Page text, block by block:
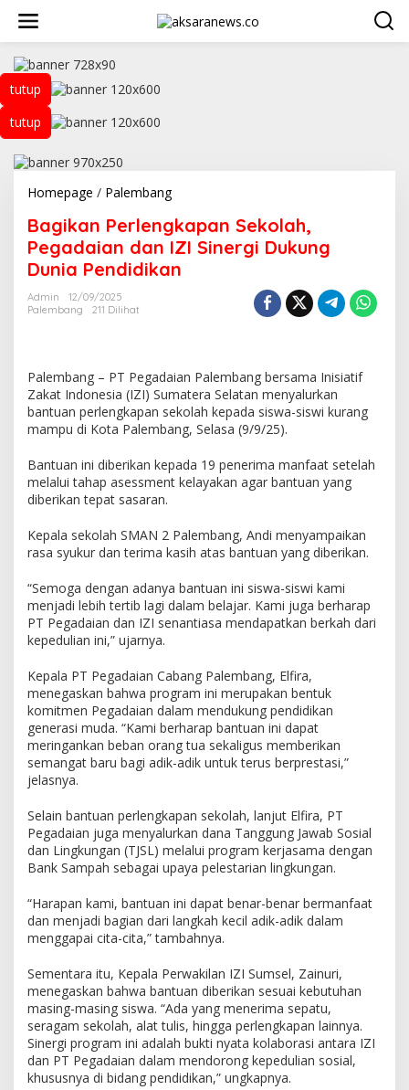
w
t
k
k
tutup
tutup
Homepage / PalembangB
g
i
k
a
e
n
g
k
a
a
n
k
o
a
h
,
g
a
d
a
i
a
n
n
I
Z
I
i
n
e
r
i
D
u
k
u
n
g
Bagikan Perlengkapan Sekolah,
Pegadaian dan IZI Sinergi Dukung
Dunia Pendidikan
Admin
12/09/2025
Palembang
211 Dilihat
Palembang – PT Pegadaian Palembang bersama Inisiatif
Zakat Indonesia (IZI) Sumatera Selatan menyalurkan
bantuan perlengkapan sekolah kepada siswa-siswi kurang
mampu di Kota Palembang, Selasa (9/9/25).
Bantuan ini diberikan kepada 19 penerima manfaat setelah
melalui tahap asessment kelayakan agar bantuan yang
diberikan tepat sasaran.
Kepala sekolah SMAN 2 Palembang, Andi menyampaikan
rasa syukur dan terima kasih atas bantuan yang diberikan.
“Semoga dengan adanya bantuan ini siswa-siswi kami
menjadi lebih tertib lagi dalam belajar. Kami juga berharap
PT Pegadaian dan IZI senantiasa mendapatkan berkah dari
kepedulian ini,” ujarnya.
Kepala PT Pegadaian Cabang Palembang, Elfira,
menegaskan bahwa program ini merupakan bentuk
komitmen Pegadaian dalam mendukung pendidikan
generasi muda. “Kami berharap bantuan ini dapat
meringankan beban orang tua sekaligus memberikan
semangat baru bagi adik-adik untuk terus berprestasi,”
jelasnya.
Selain bantuan perlengkapan sekolah, lanjut Elfira, PT
Pegadaian juga menyalurkan dana Tanggung Jawab Sosial
dan Lingkungan (TJSL) melalui program kerjasama dengan
Bank Sampah sebagai upaya pelestarian lingkungan.
“Harapan kami, bantuan ini dapat benar-benar bermanfaat
dan menjadi bagian dari langkah kecil adik-adik dalam
menggapai cita-cita,” tambahnya.
Sementara itu, Kepala Perwakilan IZI Sumsel, Zainuri,
menegaskan bahwa bantuan diberikan sesuai kebutuhan
masing-masing siswa. “Ada yang menerima sepatu,
seragam sekolah, alat tulis, hingga perlengkapan lainnya.
Sinergi program ini adalah bukti nyata kolaborasi antara IZI
dan PT Pegadaian dalam mendorong kepedulian sosial,
khususnya di bidang pendidikan,” ungkapnya.